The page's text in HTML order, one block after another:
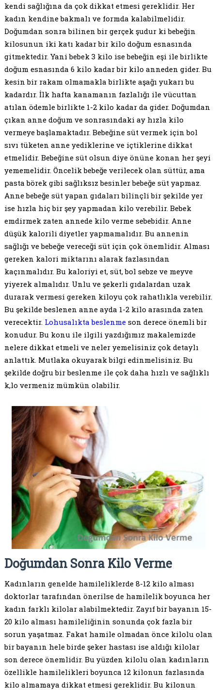
kendi sağlığına da çok dikkat etmesi gereklidir. Her
kadın kendine bakmalı ve formda kalabilmelidir.
Doğumdan sonra bilinen bir gerçek şudur ki bebeğin
kilosunun iki katı kadar bir kilo doğum esnasında
gitmektedir. Yani bebek 3 kilo ise bebeğin eşi ile birlikte
doğum esnasında 6 kilo kadar bir kilo anneden gider. Bu
kesin bir rakam olmamakla birlikte aşağı yukarı bu
kadardır. İlk hafta kanamanın fazlalığı ile vücuttan
atılan ödemle birlikte 1-2 kilo kadar da gider. Doğumdan
çıkan anne doğum ve sonrasındaki ay hızla kilo
vermeye başlamaktadır. Bebeğine süt vermek için bol
sıvı tüketen anne yediklerine ve içtiklerine dikkat
etmelidir. Bebeğine süt olsun diye önüne konan her şeyi
yememelidir. Öncelik bebeğe verilecek olan süttür, ama
pasta börek gibi sağlıksız besinler bebeğe süt yapmaz.
Anne bebeğe süt yapan gıdaları bilinçli bir şekilde yer
ise hızla hiç bir şey yapmadan kilo verebilir. Bebek
emdirmek zaten annede kilo verme sebebidir. Anne
düşük kalorili diyetler yapmamalıdır. Bu annenin
sağlığı ve bebeğe vereceği süt için çok önemlidir. Alması
gereken kalori miktarını alarak fazlasından
kaçınmalıdır. Bu kaloriyi et, süt, bol sebze ve meyve
yiyerek almalıdır. Unlu ve şekerli gıdalardan uzak
durarak vermesi gereken kiloyu çok rahatlıkla verebilir.
Bu şekilde beslenen anne ayda 1-2 kilo arasında zaten
verecektir. Lohusalıkta beslenmeson derece önemli bir
konudur. Bu konu ile ilgili yazdığımız makalemizde
nelere dikkat etmeli ve neler yemelisiniz çok detaylı
anlattık. Mutlaka okuyarak bilgi edinmelisiniz. Bu
şekilde doğru bir beslenme ile çok daha hızlı ve sağlıklı
k,lo vermeniz mümkün olabilir.
Doğumdan Sonra Kilo Verme
Kadınların genelde hamileliklerde 8-12 kilo alması
doktorlar tarafından önerilse de hamilelik boyunca her
kadın farklı kilolar alabilmektedir. Zayıf bir bayanın 15-
20 kilo alması hamileliğinin sonunda çok fazla bir
sorun yaşatmaz. Fakat hamile olmadan önce kilolu olan
bir bayanın hele birde şeker hastası ise aldığı kilolar
son derece önemlidir. Bu yüzden kilolu olan kadınların
özellikle hamilelikleri boyunca 12 kilonun fazlasında
kilo almamaya dikkat etmesi gereklidir. Bu kilonun